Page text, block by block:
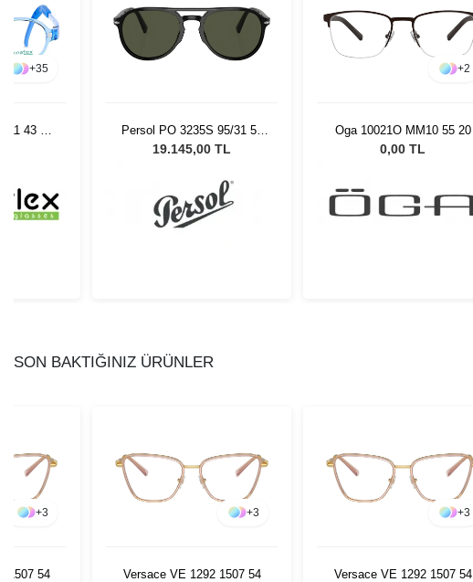
+35
43 15
Persol PO 3235S 95/31 55
Unisex Güneş Gözlüğü
19.145,00 TL
+2
Oga 10021O MM10 55 20
0,00 TL
SON BAKTIĞINIZ ÜRÜNLER
+3
1507 54
+3
Versace VE 1292 1507 54
+3
Versace VE 1292 1507 54